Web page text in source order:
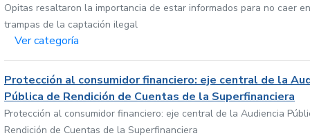
Opitas resaltaron la importancia de estar informados para no caer
trampas de la captación ilegal
Ver categoría
Protección al consumidor financiero: eje central de la
Pública de Rendición de Cuentas de la Superfinanciera
Protección al consumidor financiero: eje central de la Audiencia
Rendición de Cuentas de la Superfinanciera